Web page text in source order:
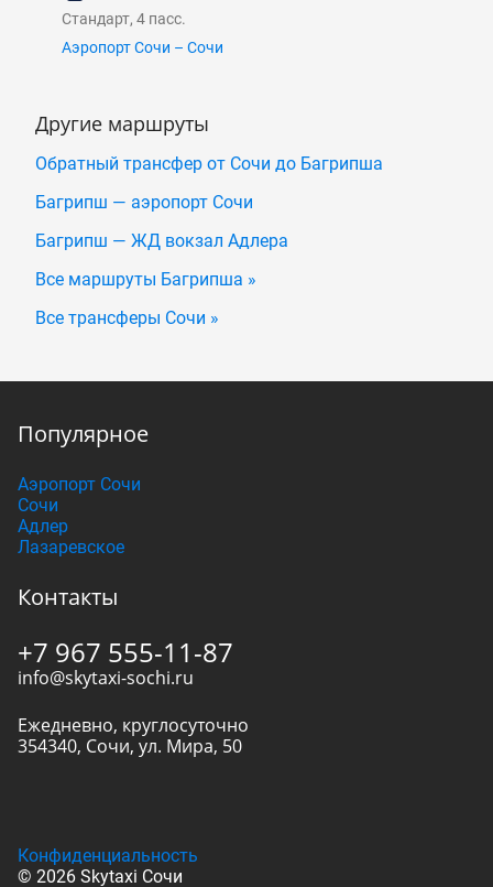
Стандарт, 4 пасс.
Аэропорт Сочи – Сочи
Другие маршруты
Обратный трансфер от Сочи до Багрипша
Багрипш — аэропорт Сочи
Багрипш — ЖД вокзал Адлера
Все маршруты Багрипша »
Все трансферы Сочи »
Популярное
Аэропорт Сочи
Сочи
Адлер
Лазаревское
Контакты
+7 967 555-11-87
info@skytaxi-sochi.ru
Ежедневно, круглосуточно
354340, Сочи, ул. Мира, 50
© 2026 Skytaxi Сочи
Конфиденциальность